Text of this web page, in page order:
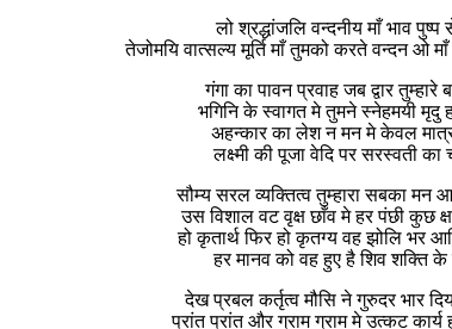
लो श्रद्धांजलि वन्दनीय माँ भाव पुष्प
तेजोमयि वात्सल्य मूर्ति माँ तुमको करते वन्दन ओ
गंगा का पावन प्रवाह जब द्वार
भगिनि के स्वागत मे तुमने स्नेहमयी मृदु
अहन्कार का लेश न मन मे केवल
लक्ष्मी की पूजा वेदि पर सरस्वती का
सौम्य सरल व्यक्तित्व तुम्हारा सबका मन
उस विशाल वट वृक्ष छाँव मे हर पंछी कुछ
हो कृतार्थ फिर हो कृतग्य वह झोलि भर
हर मानव को वह हुए है शिव शक्ति के
देख प्रबल कर्तृत्व मौसि ने गुरुदर भार
प्रांत प्रांत और ग्राम ग्राम मे उत्कट कार्य